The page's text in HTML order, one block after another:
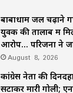
बाबाधाम जल चढ़ाने
युवक की तालाब में
आरोप… परिजनों ने
August 8, 2026
कांग्रेस नेता की
सटाकर मारी गोली;